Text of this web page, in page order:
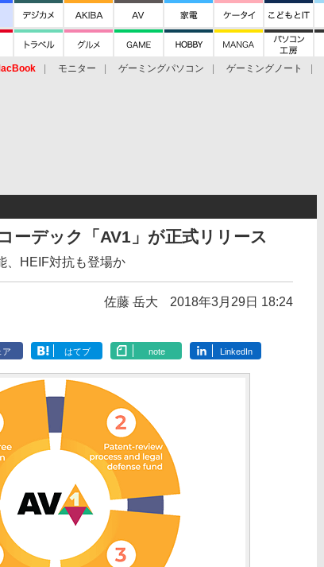
モニター ゲーミングパソコン ゲーミングノート
ーデック「AV1」が正式リリース
、HEIF対抗も登場か
佐藤 岳大 2018年3月29日 18:24
ア はてブ note LinkedIn